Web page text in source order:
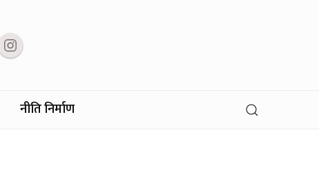
नीति निर्माण